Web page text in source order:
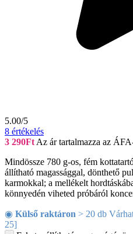
5.00/5
8 értékelés
3 290Ft Az ár tartalmazza az
Mindössze 780 g-os, fém
állítható magassággal, dönthető
karmokkal; a mellékelt
könnyedén viheted próbáról
◉ Külső raktáron > 20 db
25]